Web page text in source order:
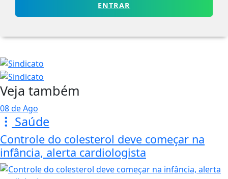
ENTRAR
Veja também
08 de Ago
Saúde
Controle do colesterol deve começar na
infância, alerta cardiologista